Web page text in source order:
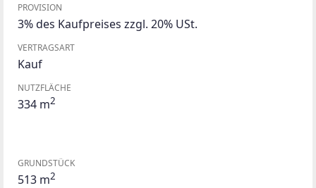
PROVISION
3% des Kaufpreises zzgl. 20% USt.
VERTRAGSART
Kauf
NUTZFLÄCHE
334 m2
GRUNDSTÜCK
513 m2